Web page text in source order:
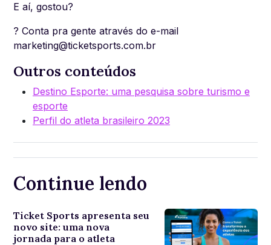
E aí, gostou?
? Conta pra gente através do e-mail
marketing@ticketsports.com.br
Outros conteúdos
Destino Esporte: uma pesquisa sobre turismo e
esporte
Perfil do atleta brasileiro 2023
Continue lendo
Ticket Sports apresenta seu
novo site: uma nova
jornada para o atleta